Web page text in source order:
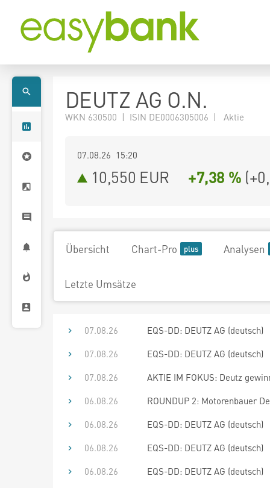
DEUTZ AG O.N.
WKN 630500 | ISIN DE0006305006 | Aktie
07.08.26 15:20
10,550 EUR +7,38 % (
Übersicht Chart-Pro Analysen
Letzte Umsätze
07.08.26
EQS-DD: DEUTZ AG (deutsch)
07.08.26
EQS-DD: DEUTZ AG (deutsch)
07.08.26
AKTIE IM FOKUS: Deutz
06.08.26
ROUNDUP 2: Motorenbauer
06.08.26
EQS-DD: DEUTZ AG (deutsch)
06.08.26
EQS-DD: DEUTZ AG (deutsch)
06.08.26
EQS-DD: DEUTZ AG (deutsch)